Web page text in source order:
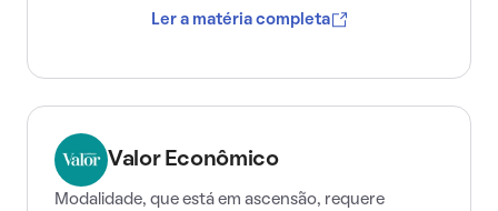
Ler a matéria completa
Valor Econômico
Modalidade, que está em ascensão, requere